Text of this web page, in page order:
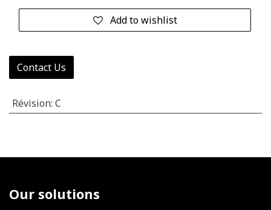
Add to wishlist
Contact Us
Révision: C
Our solutions